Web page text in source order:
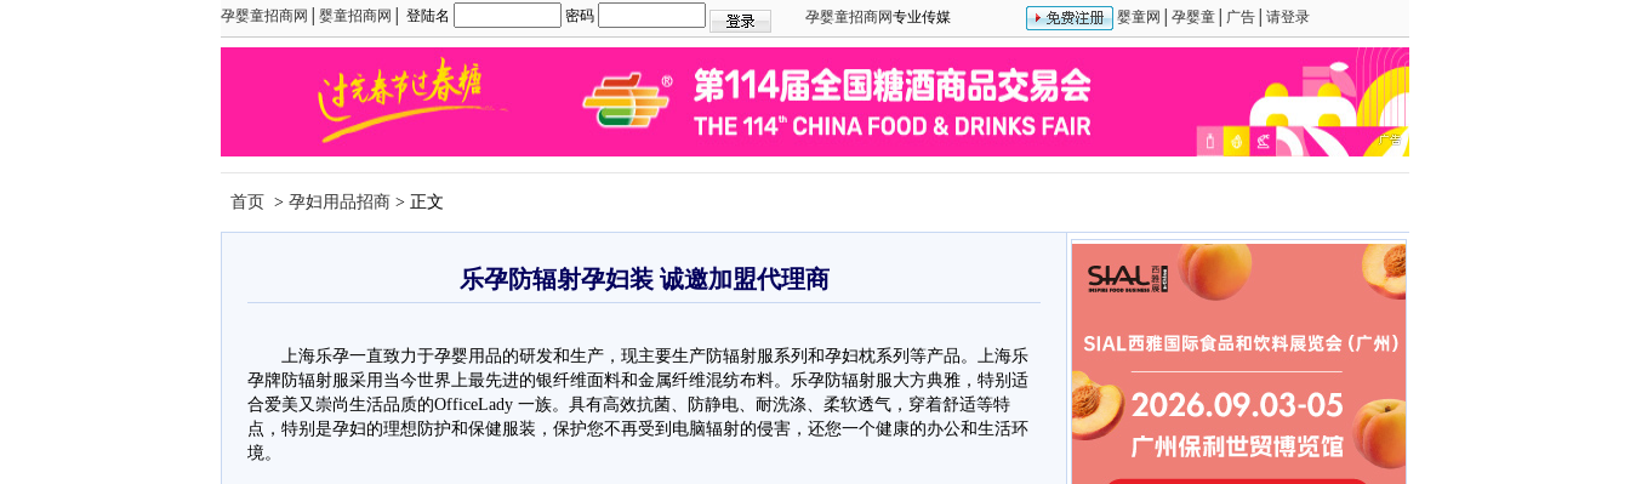
孕婴童招商网 婴童招商网 │ 登陆名 密码 孕婴童招商网专业传媒 婴童网 孕婴童 广告 请登录
首页 > 孕妇用品招商 > 正文
乐孕防辐射孕妇装 诚邀加盟代理商
上海乐孕一直致力于孕婴用品的研发和生产，现主要生产防辐射服系列和孕妇枕系列等产品。上海乐
孕牌防辐射服采用当今世界上最先进的银纤维面料和金属纤维混纺布料。乐孕防辐射服大方典雅，特别适
合爱美又崇尚生活品质的OfficeLady 一族。具有高效抗菌、防静电、耐洗涤、柔软透气，穿着舒适等特
点，特别是孕妇的理想防护和保健服装，保护您不再受到电脑辐射的侵害，还您一个健康的办公和生活环
境。